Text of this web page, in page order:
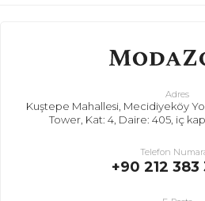
Adres
Kuştepe Mahallesi, Mecidiyeköy
Tower, Kat: 4, Daire: 405, iç
Telefon
+90 212 383